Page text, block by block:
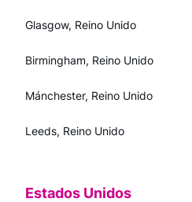
Glasgow, Reino Unido
Birmingham, Reino Unido
Mánchester, Reino Unido
Leeds, Reino Unido
Estados Unidos